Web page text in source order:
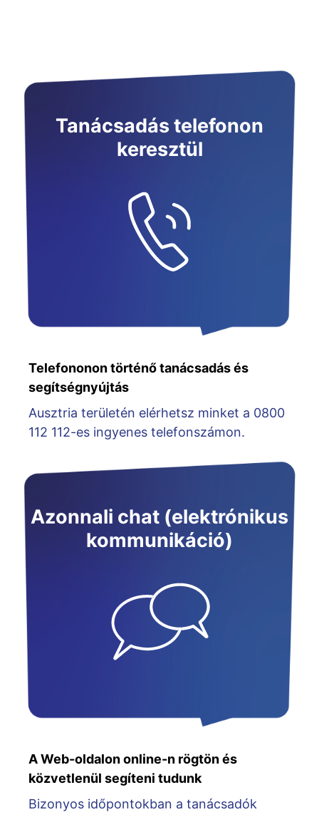
Tanácsadás telefonon
keresztül
Telefononon történő tanácsadás és
segítségnyújtás
Ausztria területén elérhetsz minket a 0800
112 112-es ingyenes telefonszámon.
Azonnali chat (elektrónikus
kommunikáció)
A Web-oldalon online-n rögtön és
közvetlenül segíteni tudunk
Bizonyos időpontokban a tanácsadók